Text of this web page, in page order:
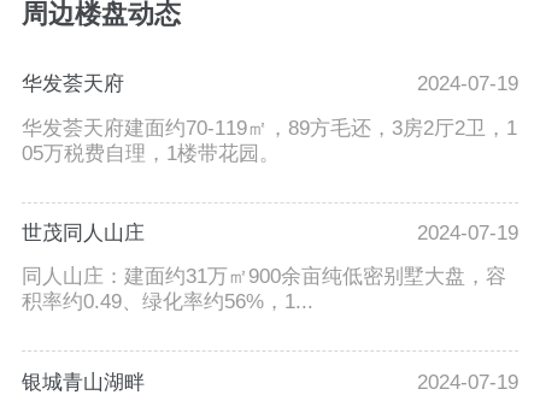
周边楼盘动态
华发荟天府
2024-07-19
华发荟天府建面约70-119㎡，89方毛还，3房2厅2卫，1
05万税费自理，1楼带花园。
世茂同人山庄
2024-07-19
同人山庄：建面约31万㎡900余亩纯低密别墅大盘，容
积率约0.49、绿化率约56%，1...
银城青山湖畔
2024-07-19